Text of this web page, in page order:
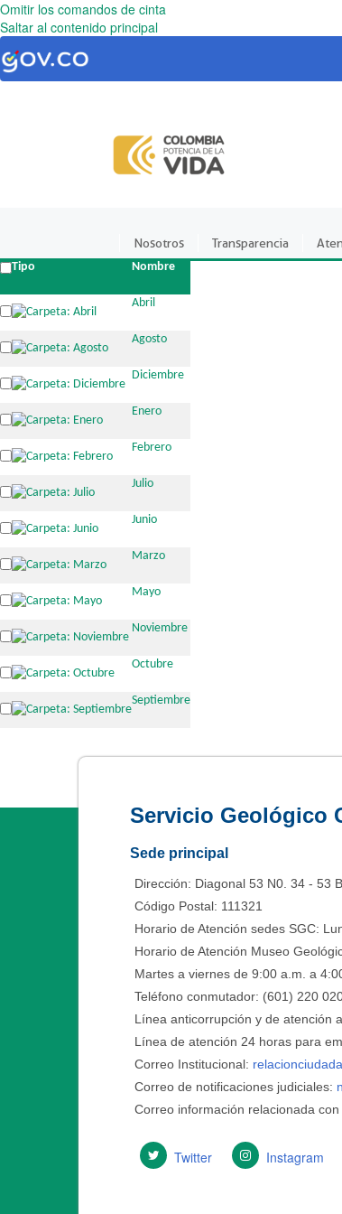
Omitir los comandos de cinta
Saltar al contenido principal
Nosotros Transparencia
Tipo Nombre
Abril
Agosto
Diciembre
Enero
Febrero
Julio
Junio
Marzo
Mayo
Noviembre
Octubre
Septiembre
Servicio Geológico
Sede principal
Dirección: Diagonal 53 N0. 34 - 53
Código Postal: 111321
Horario de Atención sedes SGC:
Horario de Atención Museo
Martes a viernes de 9:00 a.m. a
Teléfono conmutador: (601) 220
Línea anticorrupción y de atención
Línea de atención 24 horas para
Correo Institucional:
Correo de notificaciones judiciales:
Correo información relacionada
Twitter Instagram